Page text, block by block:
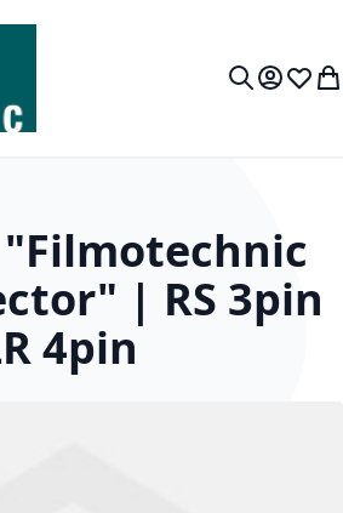
Mein
"Filmotechnic
| RS 3pin
4pin